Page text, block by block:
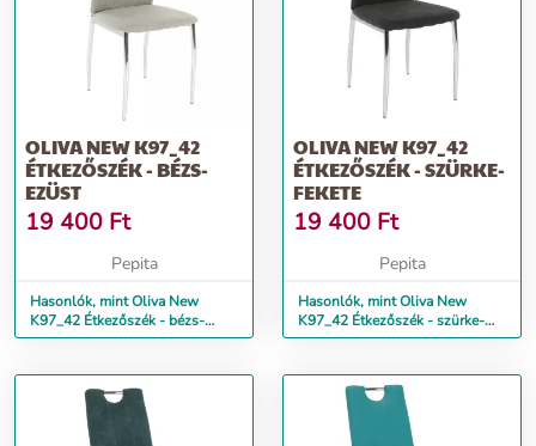
OLIVA NEW K97_42
ÉTKEZŐSZÉK - BÉZS-
EZÜST
19 400 Ft
Pepita
Hasonlók, mint Oliva New
K97_42 Étkezőszék - bézs-
ezüst
OLIVA NEW K97_42
ÉTKEZŐSZÉK - SZÜRKE-
FEKETE
19 400 Ft
Pepita
Hasonlók, mint Oliva New
K97_42 Étkezőszék - szürke-
fekete